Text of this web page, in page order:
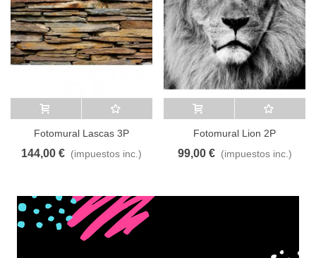
Añadir al carrito A lista de deseos
Fotomural Lascas 3P
144,00 € (impuestos inc.)
Añadir al carrito A lista de deseos
Fotomural Lion 2P
99,00 € (impuestos inc.)